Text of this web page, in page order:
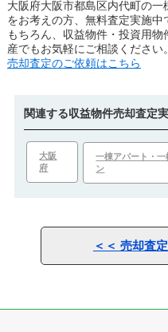
大阪府大阪市都島区内代町の
をお考えの方、無料査定実施中
もちろん、収益物件・投資用
産でもお気軽にご相談ください。
売却査定のご依頼はこちら
関連する収益物件売却査定
大阪
府
一棟アパート・一
ン
＜＜ 売却査